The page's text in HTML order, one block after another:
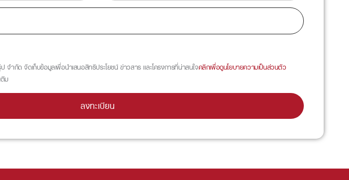
จำกัด จัดเก็บข้อมูลเพื่อนำเสนอสิทธิประโยชน์ ข่าวสาร และโครงการที่น่าสนใจคลิกเพื่อดูนโยบายความเป็นส่วนตัว
ติม
ลงทะเบียน